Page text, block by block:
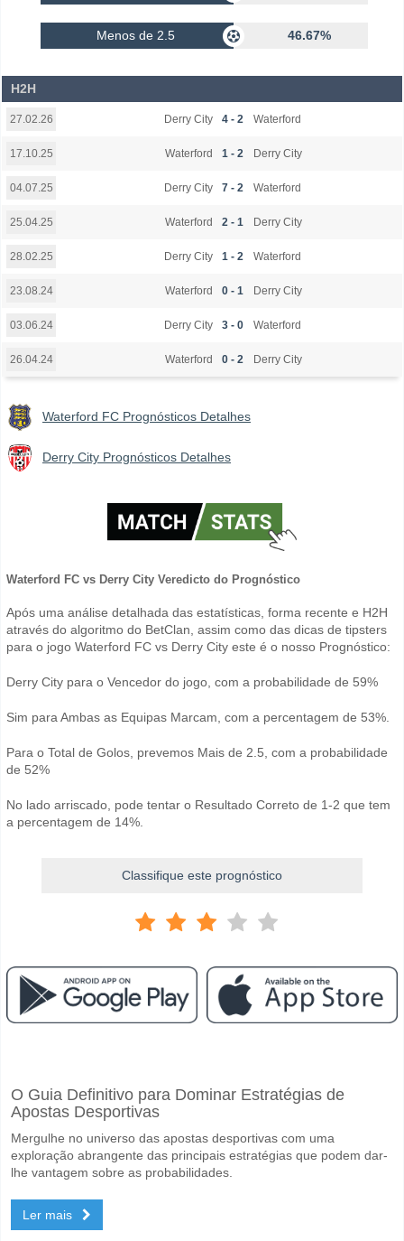
Menos de 2.5 46.67%
H2H
27.02.26 Derry City 4 - 2 Waterford
17.10.25 Waterford 1 - 2 Derry City
04.07.25 Derry City 7 - 2 Waterford
25.04.25 Waterford 2 - 1 Derry City
28.02.25 Derry City 1 - 2 Waterford
23.08.24 Waterford 0 - 1 Derry City
03.06.24 Derry City 3 - 0 Waterford
26.04.24 Waterford 0 - 2 Derry City
Waterford FC Prognósticos Detalhes
Derry City Prognósticos Detalhes
Waterford FC vs Derry City Veredicto do Prognóstico
Após uma análise detalhada das estatísticas, forma recente e H2H
através do algoritmo do BetClan, assim como das dicas de tipsters
para o jogo Waterford FC vs Derry City este é o nosso Prognóstico:
Derry City para o Vencedor do jogo, com a probabilidade de 59%
Sim para Ambas as Equipas Marcam, com a percentagem de 53%.
Para o Total de Golos, prevemos Mais de 2.5, com a probabilidade
de 52%
No lado arriscado, pode tentar o Resultado Correto de 1-2 que tem
a percentagem de 14%.
Classifique este prognóstico
A partida entre Waterford FC v Derry City 15 May 2026 19:45.
Derry City para o Vencedor do jogo, com a probabilidade de 59%
Sim para Ambas as Equipas Marcam, com a percentagem de 53%.
O Guia Definitivo para Dominar Estratégias de
Apostas Desportivas
Mergulhe no universo das apostas desportivas com uma
exploração abrangente das principais estratégias que podem dar-
lhe vantagem sobre as probabilidades.
Ler mais